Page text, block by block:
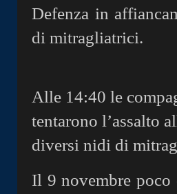
Defenza in
di mitragliatrici.
Alle 14:40 le
tentarono l’assalto
diversi nidi di
Il 9 novembre poco